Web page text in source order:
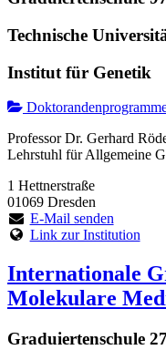
Technische
Institut für Genetik
Professor Dr. Gerhard
Lehrstuhl für Allgemeine
1 Hettnerstraße
01069 Dresden
E-Mail senden
Link zur Institution
Internationale
Molekulare
Graduiertenschule